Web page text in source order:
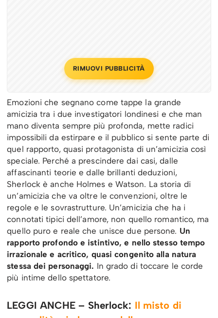
RIMUOVI PUBBLICITÀ
Emozioni che segnano come tappe la grande
amicizia tra i due investigatori londinesi e che man
mano diventa sempre più profonda, mette radici
impossibili da estirpare e il pubblico si sente parte di
quel rapporto, quasi protagonista di un’amicizia così
speciale. Perché a prescindere dai casi, dalle
affascinanti teorie e dalle brillanti deduzioni,
Sherlock è anche Holmes e Watson. La storia di
un’amicizia che va oltre le convenzioni, oltre le
regole e le sovrastrutture. Un’amicizia che ha i
connotati tipici dell’amore, non quello romantico, ma
quello puro e reale che unisce due persone. Un
rapporto profondo e istintivo, e nello stesso tempo
irrazionale e acritico, quasi congenito alla natura
stessa dei personaggi. In grado di toccare le corde
più intime dello spettatore.
LEGGI ANCHE – Sherlock: Il misto di